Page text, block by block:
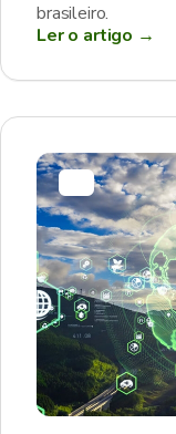
brasileiro.
Ler o artigo →